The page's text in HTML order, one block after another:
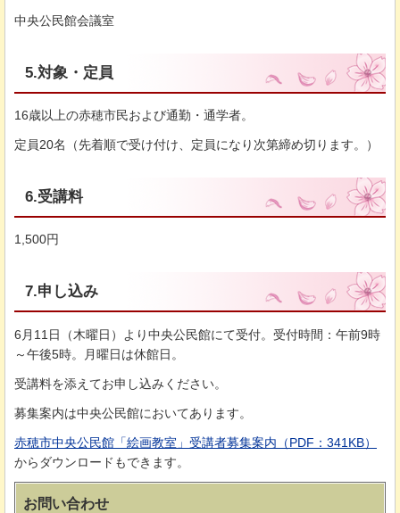
中央公民館会議室
5.対象・定員
16歳以上の赤穂市民および通勤・通学者。
定員20名（先着順で受け付け、定員になり次第締め切ります。）
6.受講料
1,500円
7.申し込み
6月11日（木曜日）より中央公民館にて受付。受付時間：午前9時
～午後5時。月曜日は休館日。
受講料を添えてお申し込みください。
募集案内は中央公民館においてあります。
赤穂市中央公民館「絵画教室」受講者募集案内（PDF：341KB）
からダウンロードもできます。
お問い合わせ